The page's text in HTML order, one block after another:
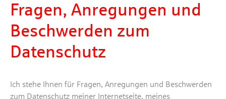
Fragen, Anregungen und
Beschwerden zum
Datenschutz
Ich stehe Ihnen für Fragen, Anregungen und Beschwerden
zum Datenschutz meiner Internetseite, meines